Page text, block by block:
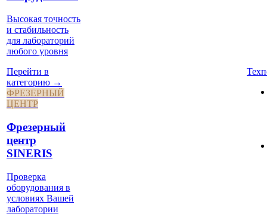
Высокая точность
и стабильность
для лабораторий
любого уровня
Перейти в
категорию →
ФРЕЗЕРНЫЙ
ЦЕНТР
Фрезерный
центр
SINERIS
Проверка
оборудования в
условиях Вашей
лаборатории